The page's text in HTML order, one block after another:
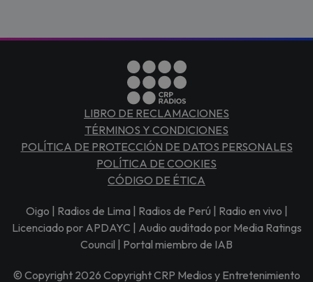
LIBRO DE RECLAMACIONES
TÉRMINOS Y CONDICIONES
POLÍTICA DE PROTECCIÓN DE DATOS PERSONALES
POLÍTICA DE COOKIES
CÓDIGO DE ÉTICA
Oigo | Radios de Lima | Radios de Perú | Radio en vivo |
Licenciado por APDAYC | Audio auditado por Media Ratings
Council | Portal miembro de IAB
© Copyright 2026 Copyright CRP Medios y Entretenimiento